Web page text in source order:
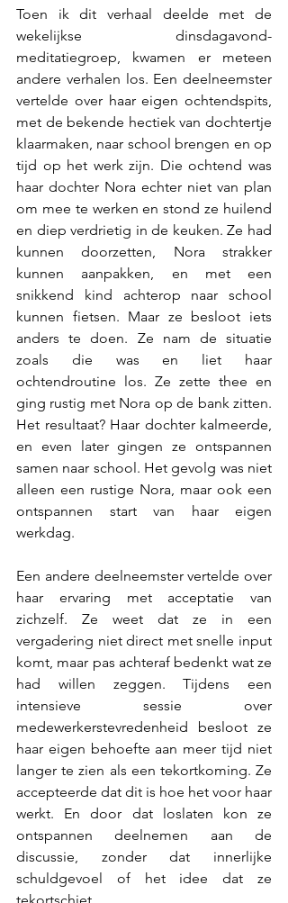
Toen ik dit verhaal deelde met de
wekelijkse dinsdagavond-
meditatiegroep, kwamen er meteen
andere verhalen los. Een deelneemster
vertelde over haar eigen ochtendspits,
met de bekende hectiek van dochtertje
klaarmaken, naar school brengen en op
tijd op het werk zijn. Die ochtend was
haar dochter Nora echter niet van plan
om mee te werken en stond ze huilend
en diep verdrietig in de keuken. Ze had
kunnen doorzetten, Nora strakker
kunnen aanpakken, en met een
snikkend kind achterop naar school
kunnen fietsen. Maar ze besloot iets
anders te doen. Ze nam de situatie
zoals die was en liet haar
ochtendroutine los. Ze zette thee en
ging rustig met Nora op de bank zitten.
Het resultaat? Haar dochter kalmeerde,
en even later gingen ze ontspannen
samen naar school. Het gevolg was niet
alleen een rustige Nora, maar ook een
ontspannen start van haar eigen
werkdag.
Een andere deelneemster vertelde over
haar ervaring met acceptatie van
zichzelf. Ze weet dat ze in een
vergadering niet direct met snelle input
komt, maar pas achteraf bedenkt wat ze
had willen zeggen. Tijdens een
intensieve sessie over
medewerkerstevredenheid besloot ze
haar eigen behoefte aan meer tijd niet
langer te zien als een tekortkoming. Ze
accepteerde dat dit is hoe het voor haar
werkt. En door dat loslaten kon ze
ontspannen deelnemen aan de
discussie, zonder dat innerlijke
schuldgevoel of het idee dat ze